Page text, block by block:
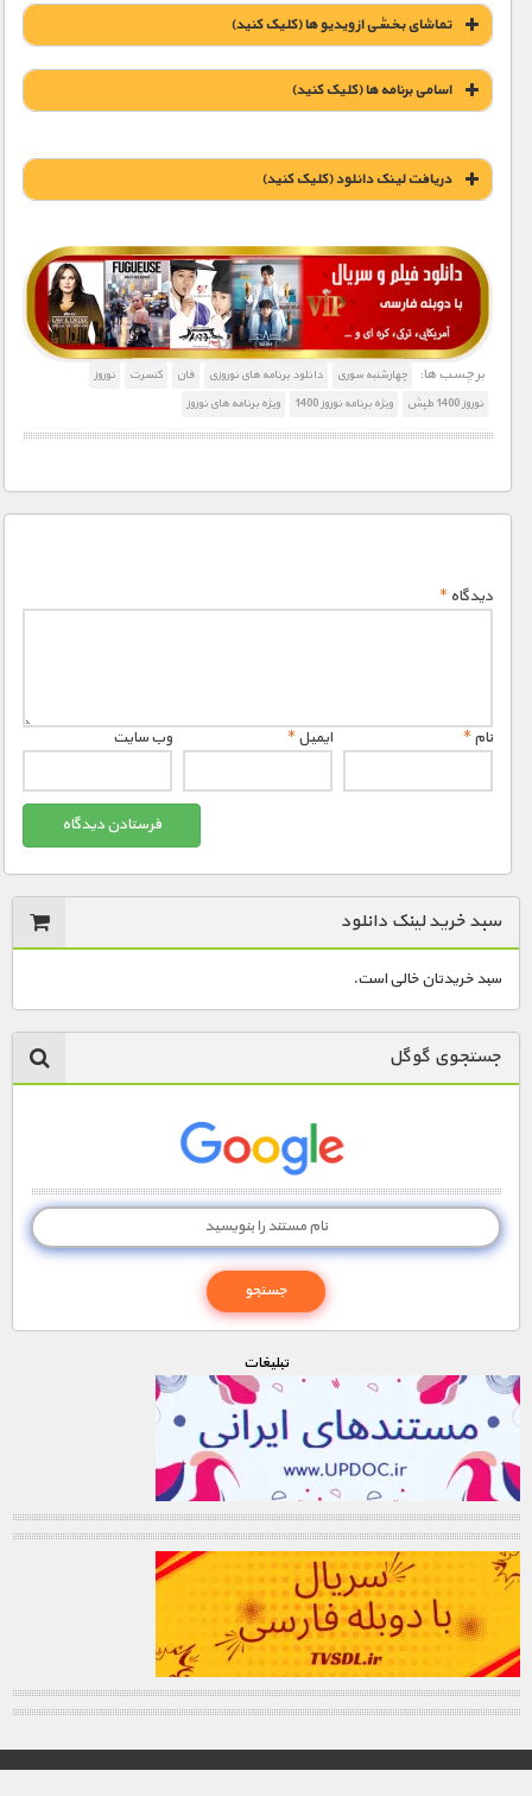
تماشای بخشی از ویدیو ها (کلیک کنید)
اسامی برنامه ها (کلیک کنید)
دریافت لينک دانلود (کليک کنيد)
4000 تومان – خريد لينک دانلود (افزودن به سبد خريد)
برچسب ها: چهارشنبه سوری دانلود برنامه های نوروزی فان کنسرت
نوروز
نوروز 1400 طپش
ویژه برنامه نوروز 1400 ویژه برنامه های نوروز
دیدگاه*
نام* ایمیل* وب‌ سایت
سبد خرید لینک دانلود
سبد خریدتان خالی است.
جستجوی گوگل
تبليغات